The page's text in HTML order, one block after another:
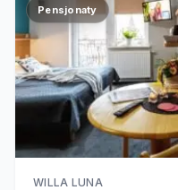
Pensjonaty
WILLA LUNA